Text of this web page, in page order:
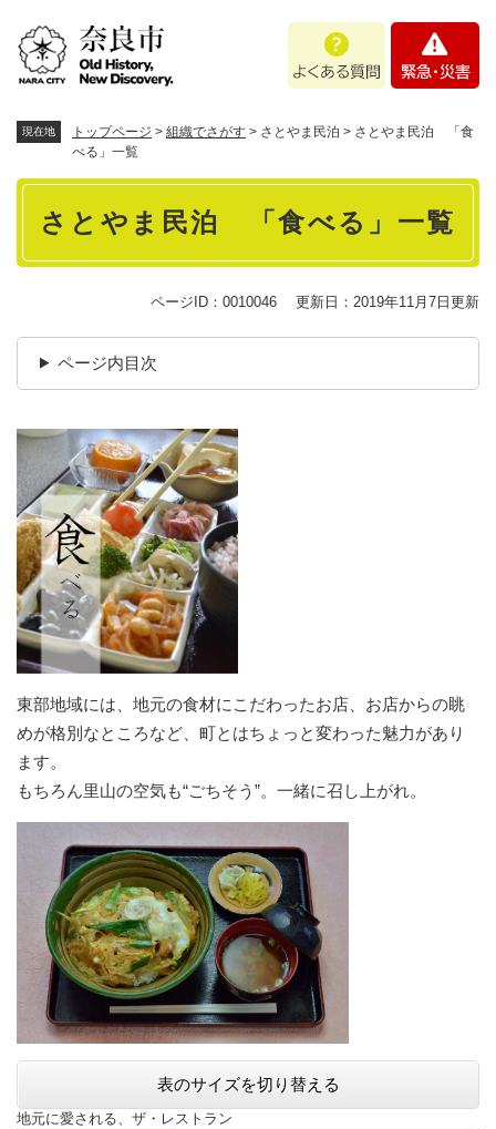
あ
問
・
現在地 トップページ > 組織でさがす > さとやま民泊 > さとやま民泊 「食
べる」一覧
本
さとやま民泊 「食べる」一覧
ページID：0010046 更新日：2019年11月7日更新
ページ内目次
東部地域には、地元の食材にこだわったお店、お店からの眺
めが格別なところなど、町とはちょっと変わった魅力があり
ます。
もちろん里山の空気も“ごちそう”。一緒に召し上がれ。
表のサイズを切り替える
地元に愛される、ザ・レストラン